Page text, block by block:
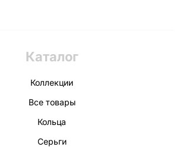
Каталог
Коллекции
Все товары
Кольца
Серьги